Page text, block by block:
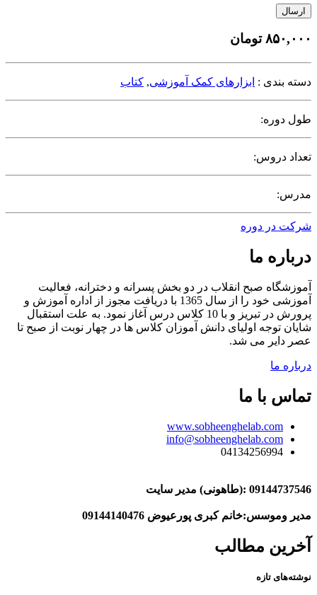
ارسال
۸۵۰,۰۰۰ تومان
دسته بندی : ابزارهای کمک آموزشی, کتاب
طول دوره:
تعداد دروس:
مدرس:
شرکت در دوره
درباره ما
آموزشگاه صبح انقلاب در دو بخش پسرانه و دخترانه، فعالیت
آموزشی خود را از سال 1365 با دریافت مجوز از اداره آموزش و
پرورش در تبریز و با 10 کلاس درس آغاز نمود. به علت استقبال
شایان توجه اولیای دانش آموزان کلاس ها در چهار نوبت از صبح تا
عصر دایر می شد.
درباره ما
تماس با ما
www.sobheenghelab.com
info@sobheenghelab.com
04134256994
09144737546 :(طاهونی) مدیر سایت
مدیر وموسس:خانم کبری پورعیوض 09144140476
آخرین مطالب
نوشته‌های تازه